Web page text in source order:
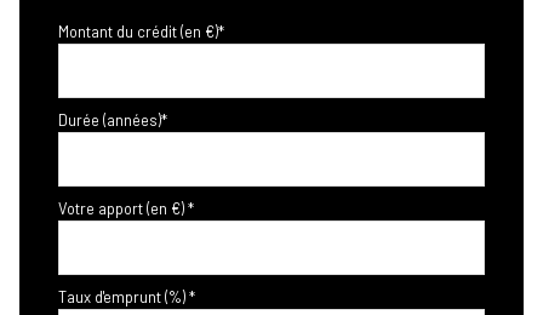
Montant du crédit (en €)*
Durée (années)*
Votre apport (en €) *
Taux d'emprunt (%) *